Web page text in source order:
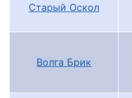
Старый Оскол
Волга Брик